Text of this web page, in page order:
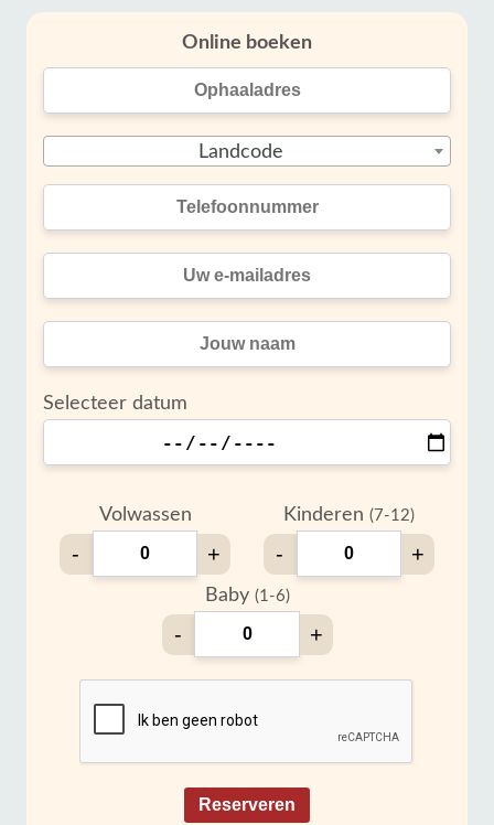
Online boeken
Landcode
Selecteer datum
Volwassen
- +
Kinderen (7-12)
- +
Baby (1-6)
- +
Reserveren